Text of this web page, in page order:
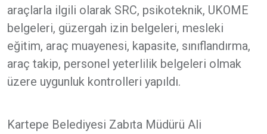
araçlarla ilgili olarak SRC, psikoteknik, UKOME
belgeleri, güzergah izin belgeleri, mesleki
eğitim, araç muayenesi, kapasite, sınıflandırma,
araç takip, personel yeterlilik belgeleri olmak
üzere uygunluk kontrolleri yapıldı.
Kartepe Belediyesi Zabıta Müdürü Ali